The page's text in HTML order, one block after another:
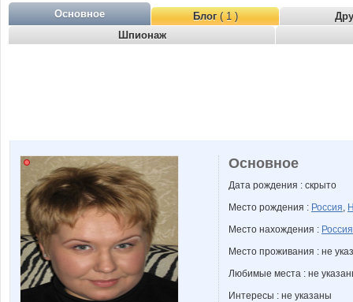
Основное Блог( 1 )
Шпионаж
Основное
Дата рождения : скрыто
Место рождения : Россия,
Место нахождения : Россия
Место проживания : не
Любимые места : не
Интересы : не указаны